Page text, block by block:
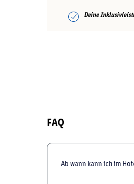
Deine
FAQ
Ab wann kann ich im